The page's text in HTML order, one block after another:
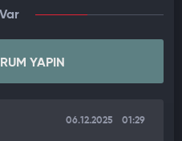
380" seyir füzeleri ile "Kadir
başarıyla vurduğunu
paralel olarak insansız
YAPIN
06.12.2025 01:29